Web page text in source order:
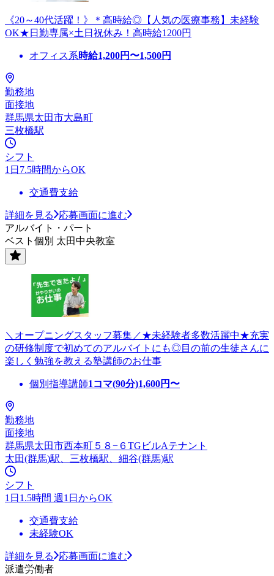
《20～40代活躍！》＊高時給◎【人気の医療事務】未経験
OK★日勤専属×土日祝休み！高時給1200円
オフィス系時給1,200円〜1,500円
勤務地
面接地
群馬県太田市大島町
三枚橋駅
シフト
1日7.5時間からOK
交通費支給
詳細を見る
応募画面に進む
アルバイト・パート
ベスト個別 太田中央教室
＼オープニングスタッフ募集／★未経験者多数活躍中★充実
の研修制度で初めてのアルバイトにも◎目の前の生徒さんに
楽しく勉強を教える塾講師のお仕事
個別指導講師1コマ(90分)1,600円〜
勤務地
面接地
群馬県太田市西本町５８−６TGビルAテナント
太田(群馬)駅、三枚橋駅、細谷(群馬)駅
シフト
1日1.5時間 週1日からOK
交通費支給
未経験OK
詳細を見る
応募画面に進む
派遣労働者